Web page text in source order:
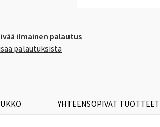
ilmainen palautus
palautuksista
YHTEENSOPIVAT TUOTTEET